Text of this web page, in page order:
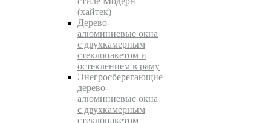
(хайтек)
Дерево-
алюминиевые окна
c двухкамерным
стеклопакетом и
остеклением в раму
Энегросберегающие
дерево-
алюминиевые окна
c двухкамерным
стеклопакетом